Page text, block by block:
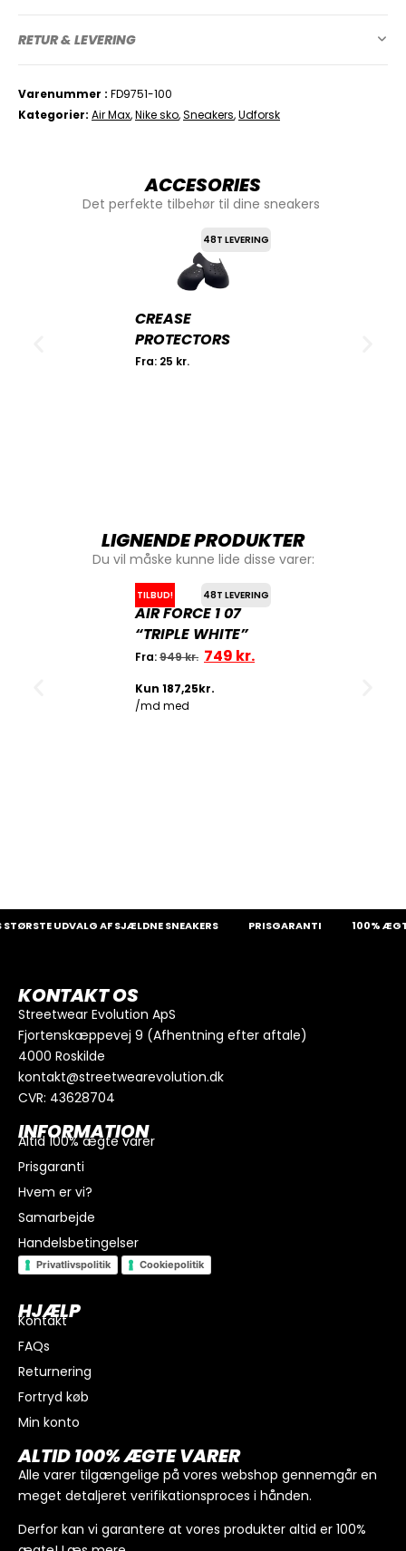
I alt
Køb for
RETUR & LEVERING
Varenummer
FD9751-100
Kategorier Air Max,Nike sko,Sneakers,Udforsk
ACCESORIES
Det perfekte tilbehør til dine sneakers
48T LEVERING
CREASE
PROTECTORS
Fra: 25 kr.
LIGNENDE PRODUKTER
Du vil måske kunne lide disse varer:
TILBUD! 48T LEVERING
AIR FORCE 1 07
“TRIPLE WHITE”
Fra:949kr. 749 kr.
UDVALG AF SJÆLDNE SNEAKERS PRISGARANTI 100%
KONTAKT OS
Streetwear Evolution ApS
Fjortenskæppevej 9 (Afhentning efter aftale)
4000 Roskilde
kontakt@streetwearevolution.dk
CVR: 43628704
INFORMATION
Altid 100% ægte varer
Prisgaranti
Hvem er vi?
Samarbejde
Handelsbetingelser
Privatlivspolitik Cookiepolitik
HJÆLP
Kontakt
FAQs
Returnering
Fortryd køb
Min konto
ALTID 100% ÆGTE VARER
Alle varer tilgængelige på vores webshop gennemgår en
meget detaljeret verifikationsproces i hånden.
Derfor kan vi garantere at vores produkter altid er 100%